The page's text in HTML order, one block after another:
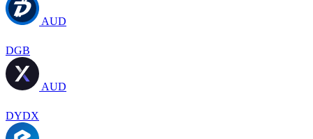
AUD
DGB
AUD
DYDX